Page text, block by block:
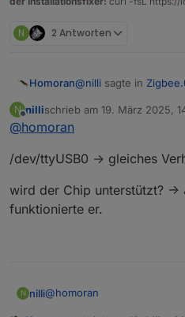
N 2 Antworten
Homoran@nilli sagte in
verbaut?
@Asgothian
wird der Chip
Hintergrund:
@pmayersagte in
ändern
der Z-Stack
N
Offline
nillischrieb am 19. März 2025,
zuletzt editiert von
@homoran
/dev/ttyUSB0 -> gleiches
wird der Chip unterstützt? ->
funktionierte er.
N nilli@homoran